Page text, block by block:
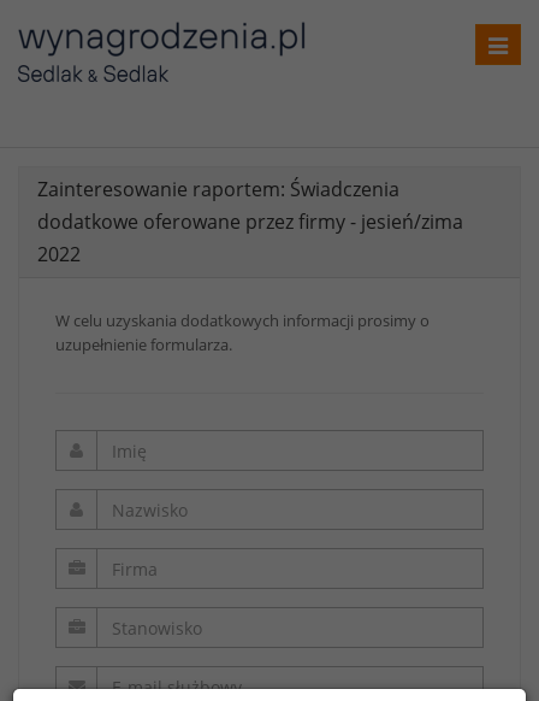
Zainteresowanie raportem: Świadczenia
dodatkowe oferowane przez firmy - jesień/zima
2022
W celu uzyskania dodatkowych informacji prosimy o
uzupełnienie formularza.